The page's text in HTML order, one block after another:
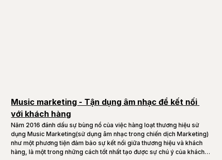
Music marketing - Tận dụng âm nhạc để kết nối
với khách hàng
Năm 2016 đánh dấu sự bùng nổ của việc hàng loạt thương hiệu sử
dụng Music Marketing(sử dụng âm nhạc trong chiến dịch Marketing)
như một phương tiện đảm bảo sự kết nối giữa thương hiệu và khách
hàng, là một trong những cách tốt nhất tạo được sự chú ý của khách